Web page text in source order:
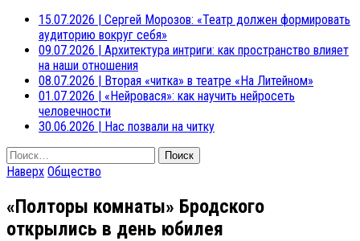
15.07.2026 | Сергей Морозов: «Театр должен формировать
аудиторию вокруг себя»
09.07.2026 | Архитектура интриги: как пространство влияет
на наши отношения
08.07.2026 | Вторая «читка» в театре «На Литейном»
01.07.2026 | «Нейровася»: как научить нейросеть
человечности
30.06.2026 | Нас позвали на читку
Найти:
Наверх Общество
«Полторы комнаты» Бродского
открылись в день юбилея